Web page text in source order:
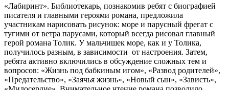
«Лабиринт». Библиотекарь, познакомив ребят с биографией
писателя и главными героями романа, предложила
участникам нарисовать рисунок: море и парусный фрегат с
тугими от ветра парусами, который всегда рисовал главный
герой романа Толик. У мальчишек море, как и у Толика,
получилось разным, в зависимости от настроения. Затем,
ребята активно включились в обсуждение сложных тем и
вопросов: «Жизнь под бабкиным игом», «Развод родителей»,
«Предательство», «Заячья жизнь», «Новый сын», «Зависть»,